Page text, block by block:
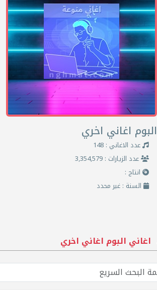
البوم اغاني اخري
عدد الاغاني : 148
عدد الزيارات : 3,354,579
انتاج :
السنة : غير محدد
اغاني البوم اغاني اخري